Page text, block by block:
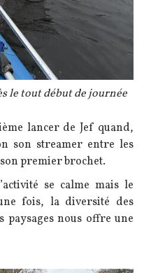
le tout début de journée
lancer de Jef quand,
son streamer entre les
premier brochet.
se calme mais le
fois, la diversité des
paysages nous offre une